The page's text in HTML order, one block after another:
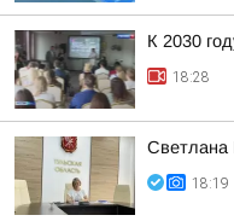
К 2030
18:28
Светлана
18:19